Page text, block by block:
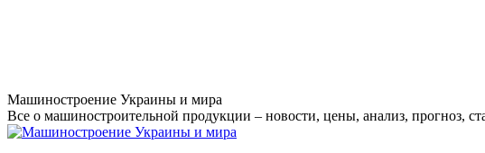
Перейти
к
содержанию
Машиностроение Украины и мира
Все о машиностроительной продукции – новости, цены, анализ, прогноз,